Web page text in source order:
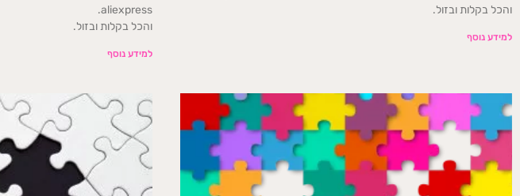
והכל בקלות ובזול.
למידע נוסף
aliexpress.
והכל בקלות ובזול.
למידע נוסף